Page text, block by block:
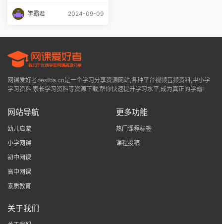
学霸君 2024-09-09
网课爱好者bestba.cn是一个学习分享资源网站,各种平台视频音频资料,中小学
学习资料,家长学习资料等资源下载,帮你快速提升学习水平,成为真正的学霸!
网站导航
幼儿启蒙
小学网课
初中网课
高中网课
素质教育
更多功能
热门课程标签
课程投稿
关于我们